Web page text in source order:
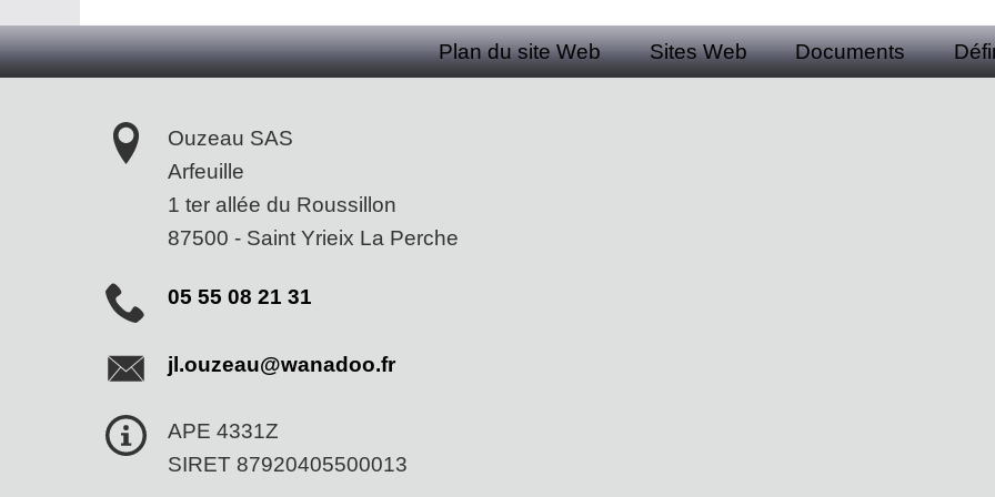
Plan du site Web Sites Web Documents
Ouzeau SAS
Arfeuille
1 ter allée du Roussillon
87500 - Saint Yrieix La Perche
05 55 08 21 31
jl.ouzeau@wanadoo.fr
APE 4331Z
SIRET 87920405500013